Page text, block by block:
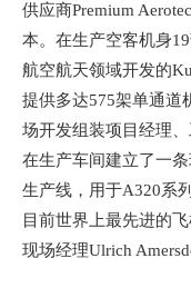
供应商Premium
本。在生产空客机身
航空航天领域开发的
提供多达575架单通道
场开发组装项目经理
在生产车间建立了一
生产线，用于A320系
目前世界上最先进的
现场经理Ulrich